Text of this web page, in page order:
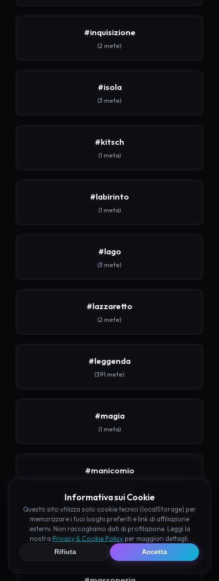
#inquisizione
(2 mete)
#isola
(3 mete)
#kitsch
(1 meta)
#labirinto
(1 meta)
#lago
(3 mete)
#lazzaretto
(2 mete)
#leggenda
(391 mete)
#magia
(1 meta)
#manicomio
#mare
(8 mete)
Informativa sui Cookie
Questo sito utilizza solo cookie tecnici (localStorage) per
memorizzare i tuoi luoghi preferiti e link di affiliazione
esterni. Non raccogliamo dati di profilazione. Leggi la
nostra Privacy & Cookie Policy per maggiori dettagli.
Rifiuta Accetta